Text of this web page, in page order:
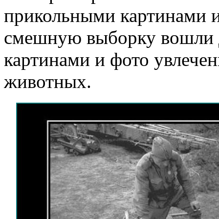
прикольными картинами
смешную выборку вошли
картинами и фото
животных.